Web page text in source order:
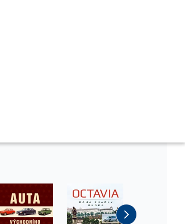
cookie správně používat.